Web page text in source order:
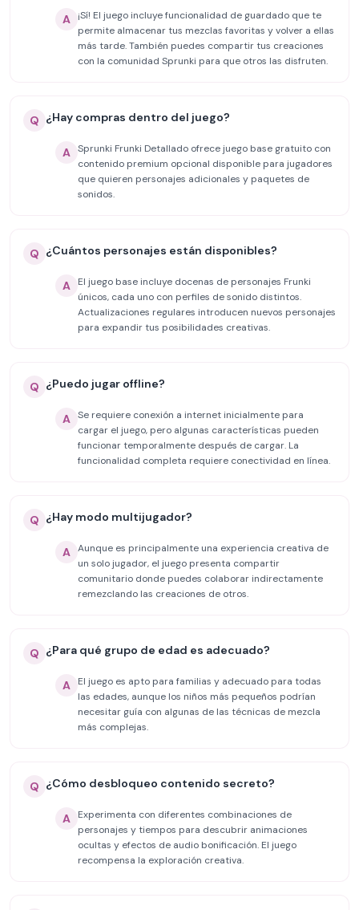
A
¡Sí! El juego incluye funcionalidad de guardado que te
permite almacenar tus mezclas favoritas y volver a ellas
más tarde. También puedes compartir tus creaciones
con la comunidad Sprunki para que otros las disfruten.
Q ¿Hay compras dentro del juego?
A Sprunki Frunki Detallado ofrece juego base gratuito con
contenido premium opcional disponible para jugadores
que quieren personajes adicionales y paquetes de
sonidos.
Q ¿Cuántos personajes están disponibles?
A
El juego base incluye docenas de personajes Frunki
únicos, cada uno con perfiles de sonido distintos.
Actualizaciones regulares introducen nuevos personajes
para expandir tus posibilidades creativas.
Q ¿Puedo jugar offline?
A Se requiere conexión a internet inicialmente para
cargar el juego, pero algunas características pueden
funcionar temporalmente después de cargar. La
funcionalidad completa requiere conectividad en línea.
Q ¿Hay modo multijugador?
A Aunque es principalmente una experiencia creativa de
un solo jugador, el juego presenta compartir
comunitario donde puedes colaborar indirectamente
remezclando las creaciones de otros.
Q ¿Para qué grupo de edad es adecuado?
A
El juego es apto para familias y adecuado para todas
las edades, aunque los niños más pequeños podrían
necesitar guía con algunas de las técnicas de mezcla
más complejas.
Q ¿Cómo desbloqueo contenido secreto?
A
Experimenta con diferentes combinaciones de
personajes y tiempos para descubrir animaciones
ocultas y efectos de audio bonificación. El juego
recompensa la exploración creativa.